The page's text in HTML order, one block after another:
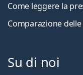
Come leggere la
Comparazione
Su di noi